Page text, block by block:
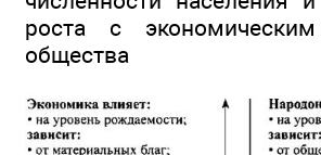
роста с
общества